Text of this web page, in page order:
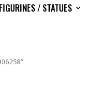
FIGURINES / STATUES